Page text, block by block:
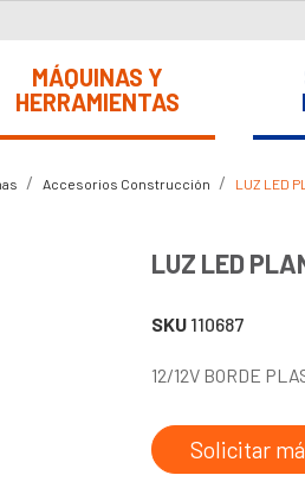
MÁQUINAS Y
HERRAMIENTAS
Accesorios Construcción LUZ LED
LUZ LED
SKU 110687
12/12V BORDE
Solicitar